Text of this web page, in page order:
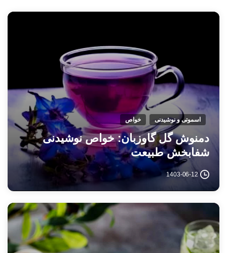
اسموتی و نوشیدنی خواص
دمنوش گل گاوزبان: خواص نوشیدنی
شفابخش طبیعت
1403-06-12